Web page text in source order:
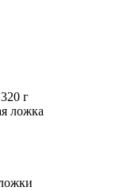
г
ложка